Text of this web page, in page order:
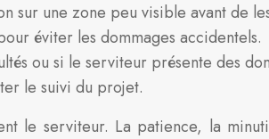
sur une zone peu visible avant de
éviter les dommages accidentels.
ou si le serviteur présente des
le suivi du projet.
le serviteur. La patience, la